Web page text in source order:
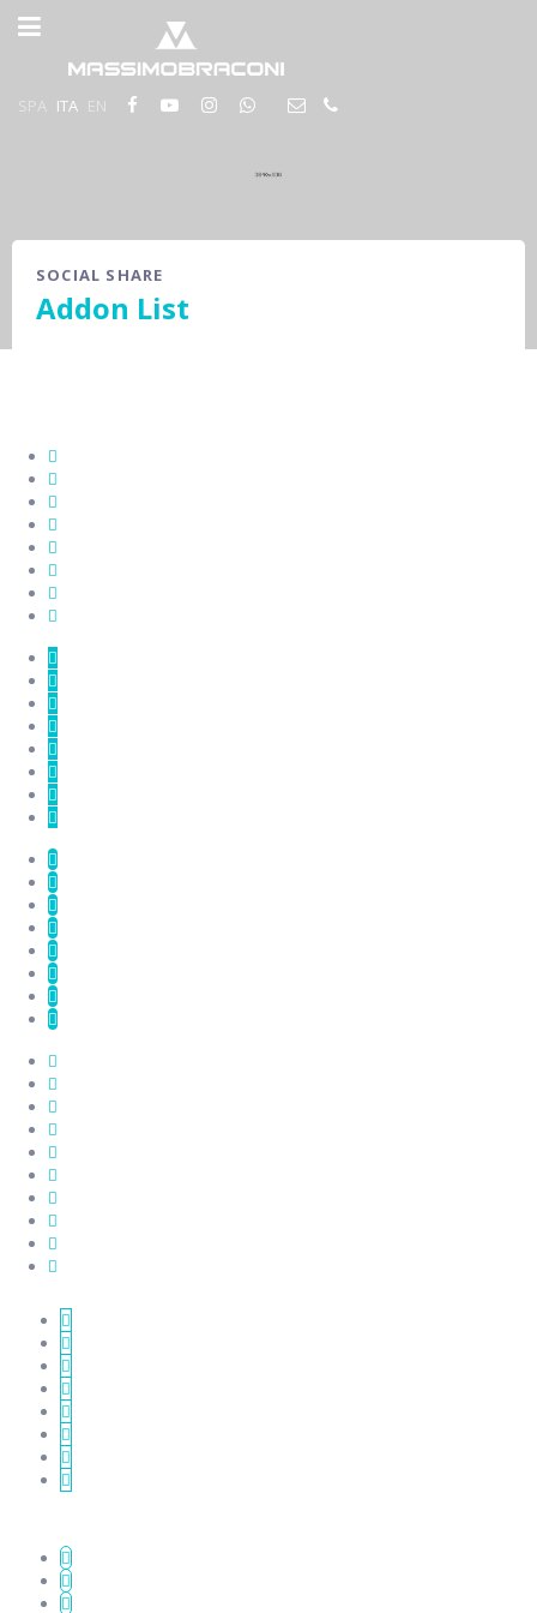
SPA ITA EN
SOCIAL SHARE
Addon List